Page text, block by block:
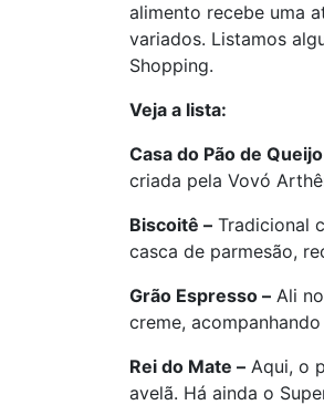
alimento recebe uma
variados. Listamos
Shopping.
Veja a lista:
Casa do Pão de
criada pela Vovó
Biscoitê – Tradicional
casca de parmesão,
Grão Espresso – Ali
creme,
Rei do Mate – Aqui, o
avelã. Há ainda o